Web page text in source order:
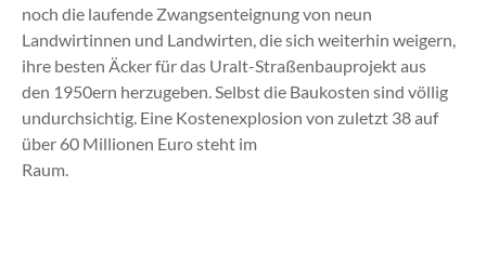
noch die laufende Zwangsenteignung von neun
Landwirtinnen und Landwirten, die sich weiterhin weigern,
ihre besten Äcker für das Uralt-Straßenbauprojekt aus
den 1950ern herzugeben. Selbst die Baukosten sind völlig
undurchsichtig. Eine Kostenexplosion von zuletzt 38 auf
über 60 Millionen Euro steht im
Raum.